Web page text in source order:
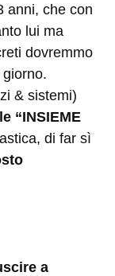
anni, che con
lui ma
dovremmo
& sistemi)
“INSIEME
di far sì
a